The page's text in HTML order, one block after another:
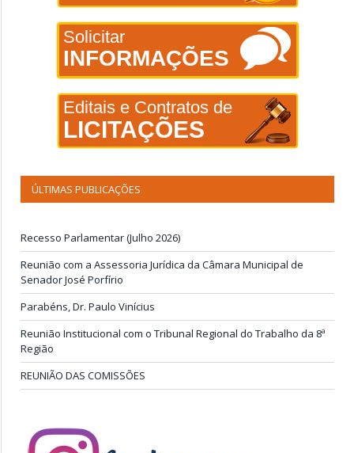
Solicitar
INFORMAÇÕES
Editais e Contratos de
LICITAÇÕES
ÚLTIMAS PUBLICAÇÕES
Recesso Parlamentar (Julho 2026)
Reunião com a Assessoria Jurídica da Câmara Municipal de
Senador José Porfírio
Parabéns, Dr. Paulo Vinícius
Reunião Institucional com o Tribunal Regional do Trabalho da 8ª
Região
REUNIÃO DAS COMISSÕES